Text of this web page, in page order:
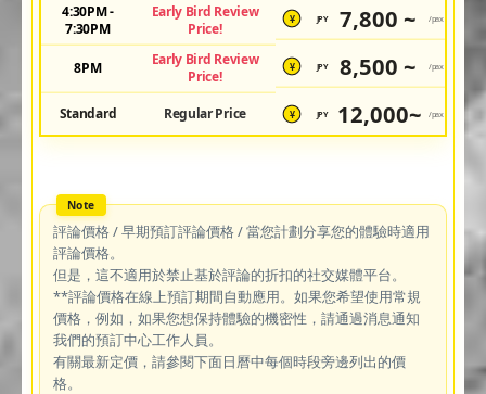
4:30PM -
7:30PM
Early Bird Review
Price!
¥ JPY 7,800 ~ /pax
8PM
Early Bird Review
Price!
¥ JPY 8,500 ~ /pax
Standard Regular Price ¥ JPY 12,000~ /pax
評論價格 / 早期預訂評論價格 / 當您計劃分享您的體驗時適用
評論價格。
但是，這不適用於禁止基於評論的折扣的社交媒體平台。
**評論價格在線上預訂期間自動應用。如果您希望使用常規
價格，例如，如果您想保持體驗的機密性，請通過消息通知
我們的預訂中心工作人員。
有關最新定價，請參閱下面日曆中每個時段旁邊列出的價
格。